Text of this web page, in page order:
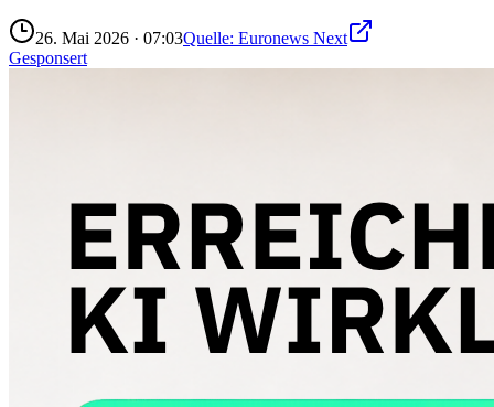
26. Mai 2026 · 07:03Quelle: Euronews Next
Gesponsert